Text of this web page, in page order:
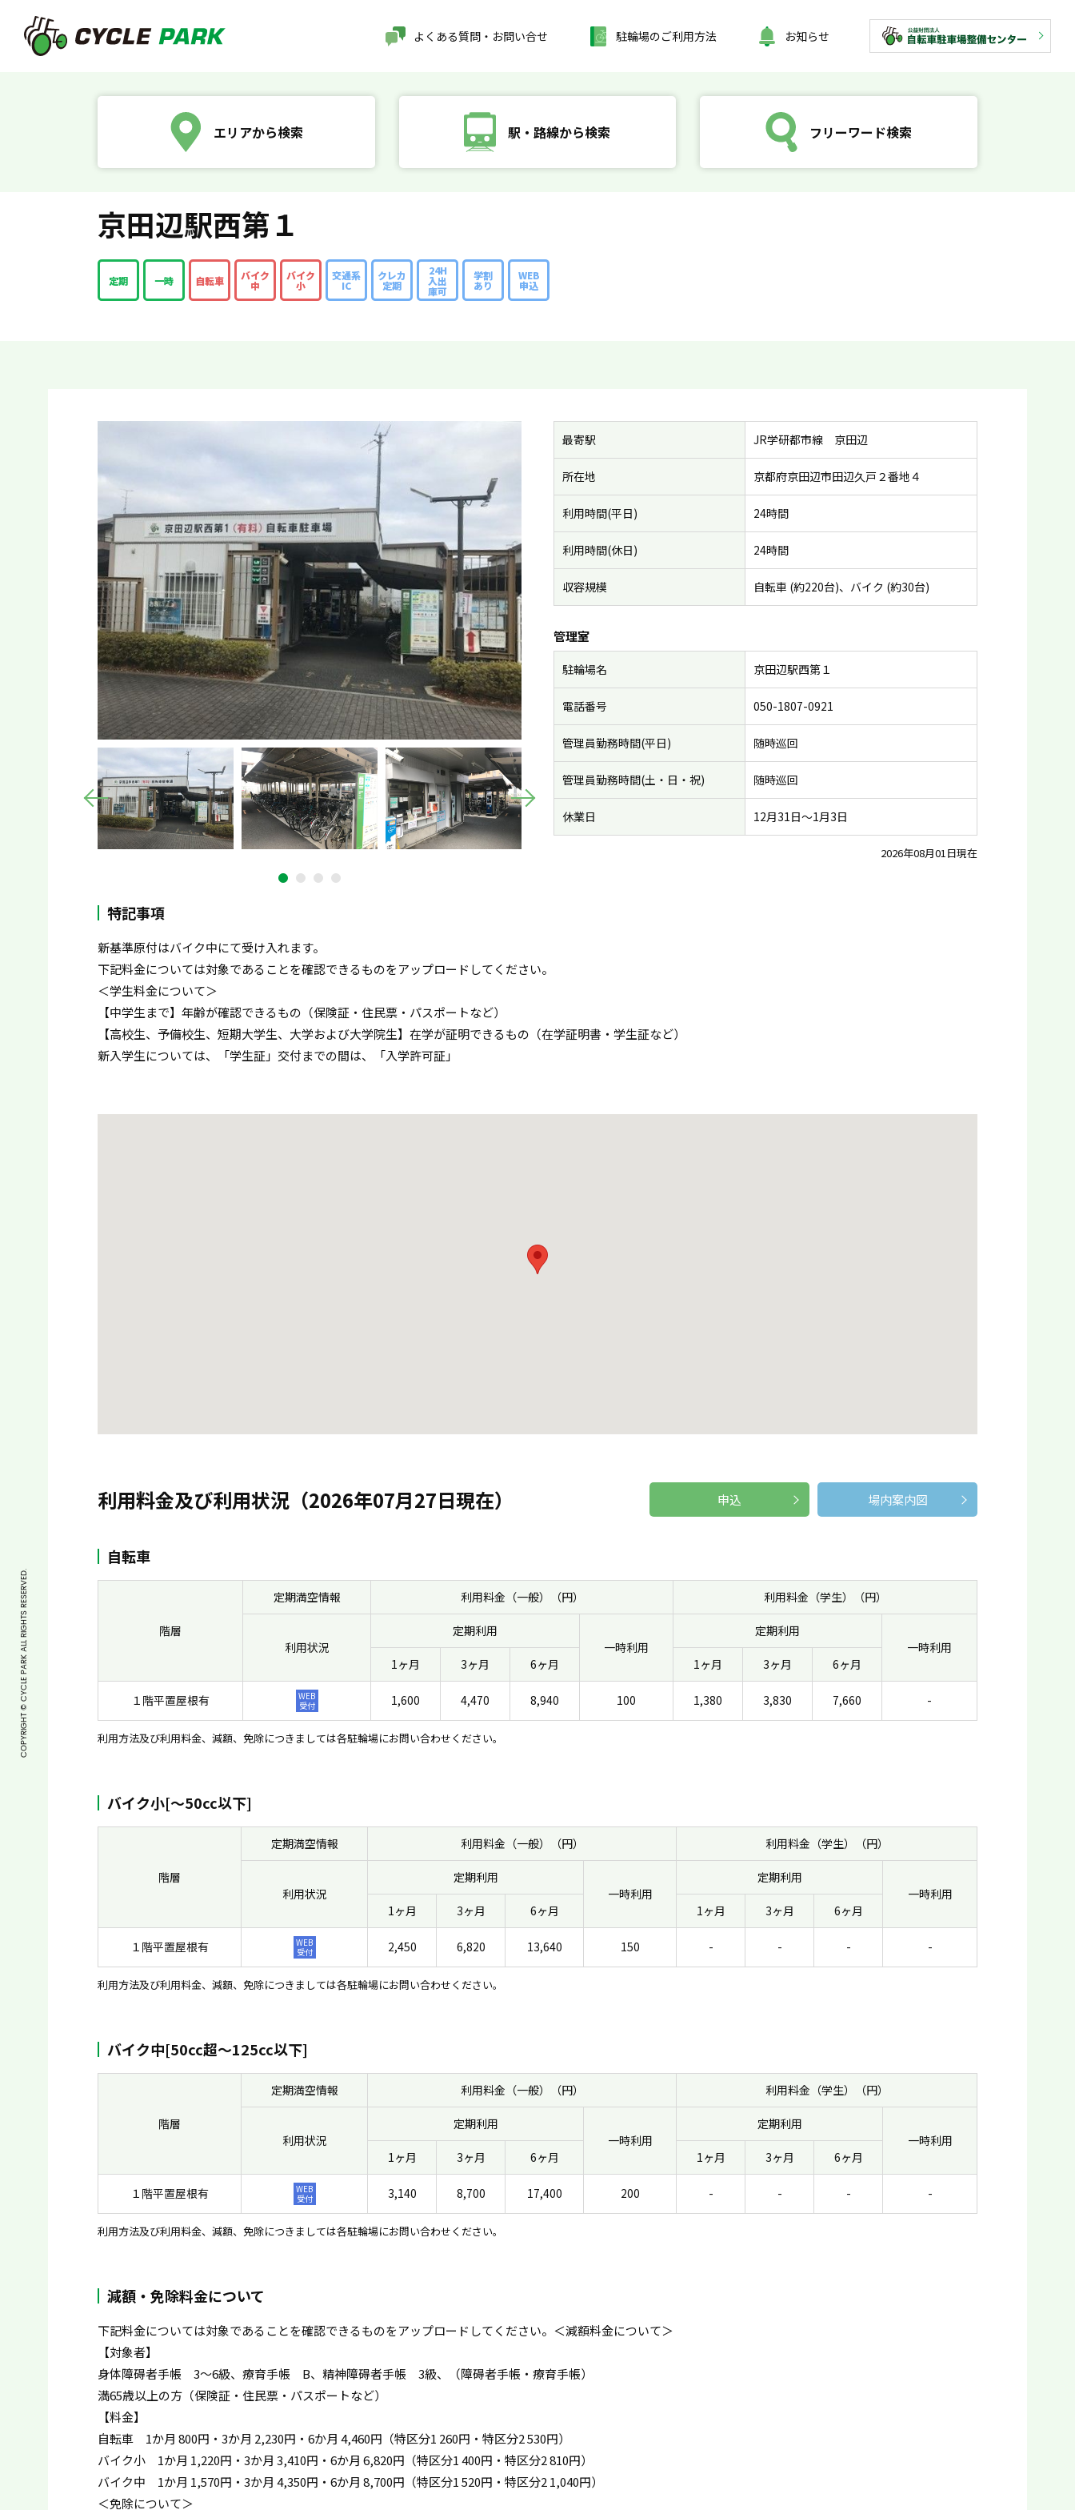
よくある質問・お問い合せ 駐輪場のご利用方法 お知らせ
エリアから検索 駅・路線から検索 フリーワード検索
京田辺駅西第１
定期 一時 自転車 バイク
中
バイク
小
交通系
IC
クレカ
定期
24H
入出
庫可
学割
あり
WEB
申込
最寄駅 JR学研都市線 京田辺
所在地 京都府京田辺市田辺久戸２番地４
利用時間(平日) 24時間
利用時間(休日) 24時間
収容規模 自転車 (約220台)、バイク (約30台)
管理室
駐輪場名 京田辺駅西第１
電話番号 050-1807-0921
管理員勤務時間(平日) 随時巡回
管理員勤務時間(土・日・祝) 随時巡回
休業日 12月31日〜1月3日
2026年08月01日現在
特記事項
新基準原付はバイク中にて受け入れます。
下記料金については対象であることを確認できるものをアップロードしてください。
＜学生料金について＞
【中学生まで】年齢が確認できるもの（保険証・住民票・パスポートなど）
【高校生、予備校生、短期大学生、大学および大学院生】在学が証明できるもの（在学証明書・学生証など）
新入学生については、「学生証」交付までの間は、「入学許可証」
利用料金及び利用状況（2026年07月27日現在） 申込 場内案内図
自転車
階層
定期満空情報 利用料金（一般）（円） 利用料金（学生）（円）
利用状況
定期利用
一時利用
定期利用
一時利用
1ヶ月
3ヶ月 6ヶ月 1ヶ月 3ヶ月 6ヶ月
１階平置屋根有
WEB
受付
1,600 4,470 8,940 100 1,380 3,830 7,660 -
利用方法及び利用料金、減額、免除につきましては各駐輪場にお問い合わせください。
バイク小[〜50cc以下]
階層
定期満空情報 利用料金（一般）（円） 利用料金（学生）（円）
利用状況
定期利用
一時利用
定期利用
一時利用
1ヶ月
3ヶ月 6ヶ月 1ヶ月 3ヶ月 6ヶ月
１階平置屋根有
WEB
受付
2,450 6,820 13,640 150 - - - -
利用方法及び利用料金、減額、免除につきましては各駐輪場にお問い合わせください。
バイク中[50cc超〜125cc以下]
階層
定期満空情報 利用料金（一般）（円） 利用料金（学生）（円）
利用状況
定期利用
一時利用
定期利用
一時利用
1ヶ月
3ヶ月 6ヶ月 1ヶ月 3ヶ月 6ヶ月
１階平置屋根有
WEB
受付
3,140 8,700 17,400 200 - - - -
利用方法及び利用料金、減額、免除につきましては各駐輪場にお問い合わせください。
減額・免除料金について
下記料金については対象であることを確認できるものをアップロードしてください。＜減額料金について＞
【対象者】
身体障碍者手帳 3〜6級、療育手帳 B、精神障碍者手帳 3級、（障碍者手帳・療育手帳）
満65歳以上の方（保険証・住民票・パスポートなど）
【料金】
自転車 1か月 800円・3か月 2,230円・6か月 4,460円（特区分1 260円・特区分2 530円）
バイク小 1か月 1,220円・3か月 3,410円・6か月 6,820円（特区分1 400円・特区分2 810円）
バイク中 1か月 1,570円・3か月 4,350円・6か月 8,700円（特区分1 520円・特区分2 1,040円）
＜免除について＞
COPYRIGHT © CYCLE PARK ALL RIGHTS RESERVED.